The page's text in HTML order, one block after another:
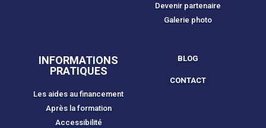
Devenir partenaire
Galerie photo
INFORMATIONS
PRATIQUES
Les aides au financement
Après la formation
Accessibilité
BLOG
CONTACT